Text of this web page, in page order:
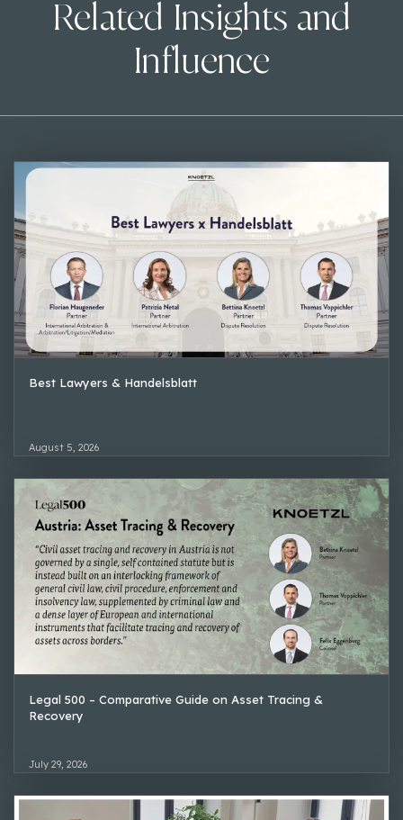
Related Insights and
Influence
Best Lawyers & Handelsblatt
August 5, 2026
Legal 500 – Comparative Guide on Asset Tracing &
Recovery
July 29, 2026